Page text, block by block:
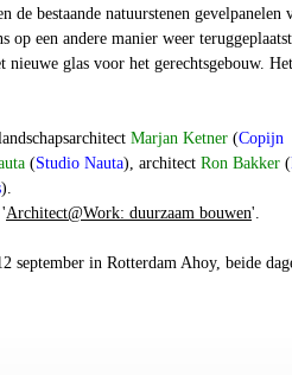
bestaande natuurstenen gevelpanelen
op een andere manier weer
glas voor het gerechtsgebouw.
Marjan Ketner (Copijn
(Studio Nauta), architect Ron Bakker (
).
'Architect@Work: duurzaam bouwen'.
september in Rotterdam Ahoy, beide